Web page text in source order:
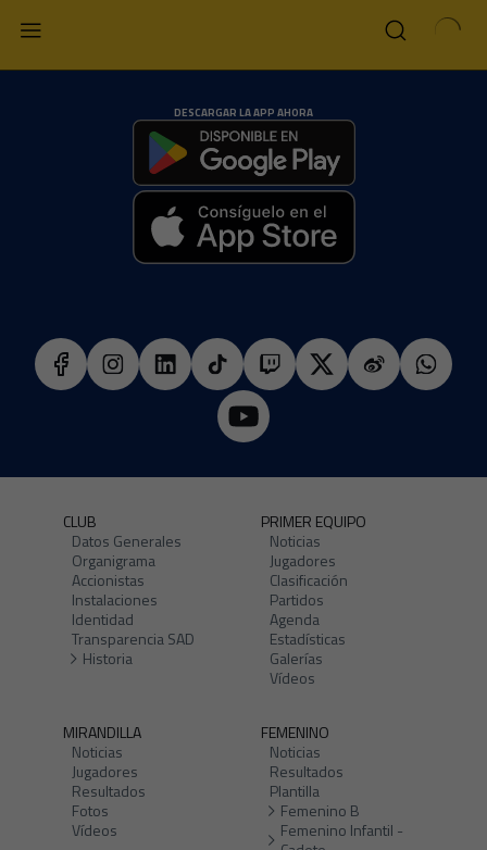
DESCARGAR LA APP AHORA
CLUB
Datos Generales
Organigrama
Accionistas
Instalaciones
Identidad
Transparencia SAD
Historia
PRIMER EQUIPO
Noticias
Jugadores
Clasificación
Partidos
Agenda
Estadísticas
Galerías
Vídeos
MIRANDILLA
Noticias
Jugadores
Resultados
Fotos
Vídeos
FEMENINO
Noticias
Resultados
Plantilla
Femenino B
Femenino Infantil -